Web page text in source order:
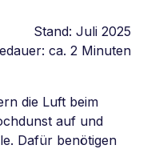
Stand: Juli 2025
ca. 2 Minuten
die Luft beim
auf und
Dafür benötigen